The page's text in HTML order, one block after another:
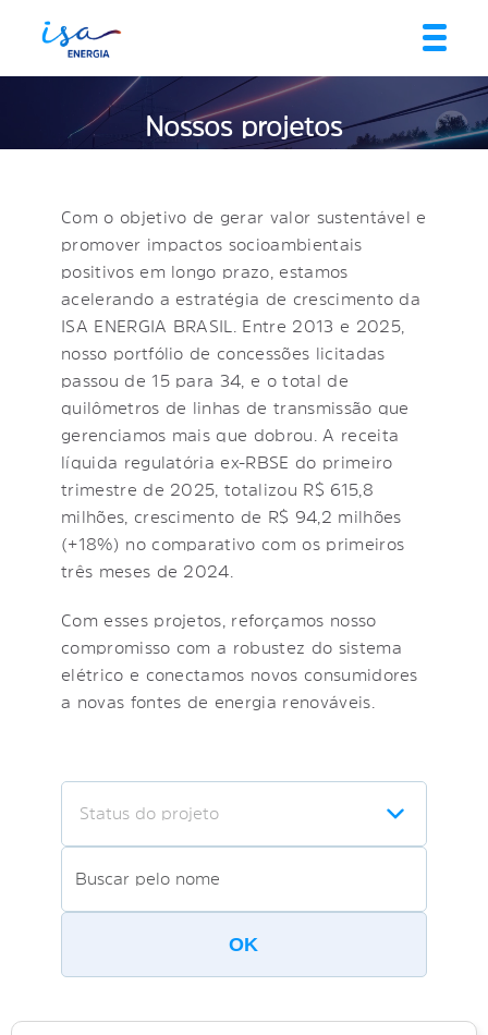
Nossos projetos
Com o objetivo de gerar valor sustentável e
promover impactos socioambientais
positivos em longo prazo, estamos
acelerando a estratégia de crescimento da
ISA ENERGIA BRASIL. Entre 2013 e 2025,
nosso portfólio de concessões licitadas
passou de 15 para 34, e o total de
quilômetros de linhas de transmissão que
gerenciamos mais que dobrou. A receita
líquida regulatória ex-RBSE do primeiro
trimestre de 2025, totalizou R$ 615,8
milhões, crescimento de R$ 94,2 milhões
(+18%) no comparativo com os primeiros
três meses de 2024.
Com esses projetos, reforçamos nosso
compromisso com a robustez do sistema
elétrico e conectamos novos consumidores
a novas fontes de energia renováveis.
Status do projeto
OK